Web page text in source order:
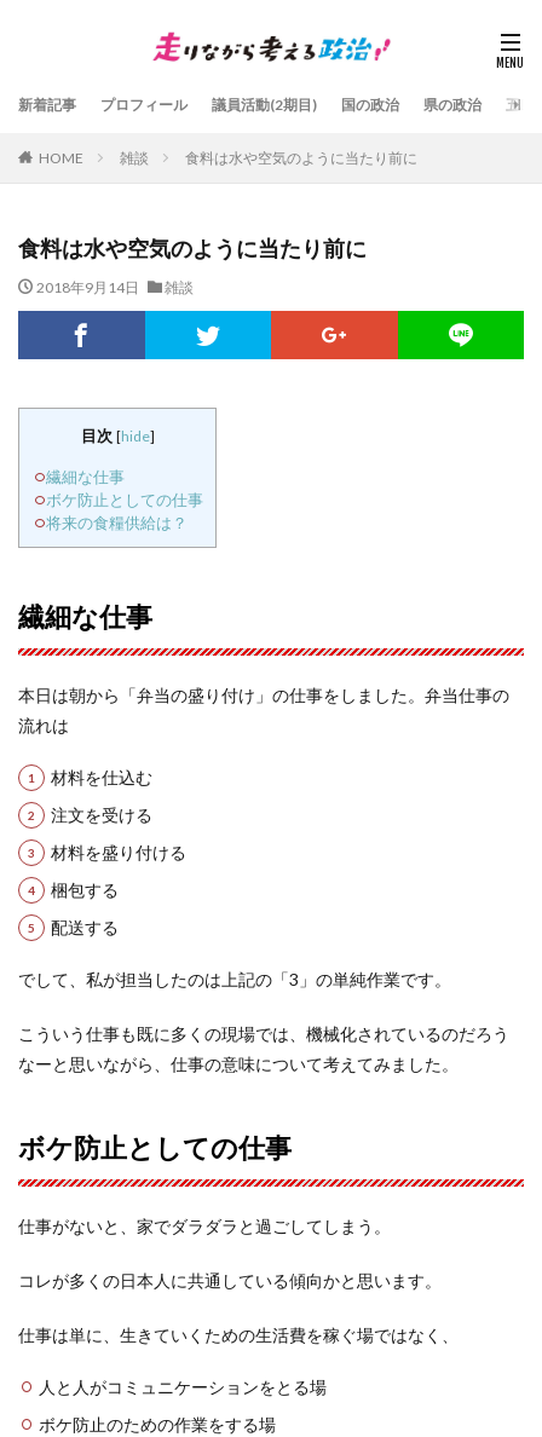
新着記事 プロフィール 議員活動(2期目) 国の政治 県の政治 五島
HOME 雑談 食料は水や空気のように当たり前に
食料は水や空気のように当たり前に
2018年9月14日 雑談
目次 [hide]
繊細な仕事
ボケ防止としての仕事
将来の食糧供給は？
繊細な仕事
本日は朝から「弁当の盛り付け」の仕事をしました。弁当仕事の
流れは
材料を仕込む
注文を受ける
材料を盛り付ける
梱包する
配送する
でして、私が担当したのは上記の「3」の単純作業です。
こういう仕事も既に多くの現場では、機械化されているのだろう
なーと思いながら、仕事の意味について考えてみました。
ボケ防止としての仕事
仕事がないと、家でダラダラと過ごしてしまう。
コレが多くの日本人に共通している傾向かと思います。
仕事は単に、生きていくための生活費を稼ぐ場ではなく、
人と人がコミュニケーションをとる場
ボケ防止のための作業をする場